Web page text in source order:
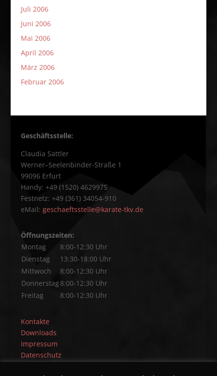
Juli 2006
Juni 2006
Mai 2006
April 2006
März 2006
Februar 2006
Geschäftsstelle:
Claudia Sattler
Werner–Seelenbinder-Straße 1
99096 Erfurt
Handy: +49 (1520) 4629975
Festnetz: +49 (361) 34054-910
eMail: geschaeftsstelle@karate-tkv.de
Öffnungszeiten:
Montag
8:00-12:30 Uhr
Dienstag
13:30-18:00 Uhr
Mittwoch
8:00-12:30 Uhr
Donnerstag8:00-12:30 Uhr
Freitag
8:00-12:30 Uhr
Kontakte
Downloads
Impressum
Datenschutz